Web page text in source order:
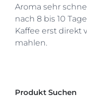
Produkt Suchen
Aroma sehr
nach 8 bis 10
Kaffee erst direkt
mahlen.